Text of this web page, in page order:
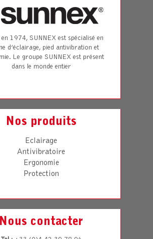
en 1974, SUNNEX est spécialisé en
d’éclairage, pied antivibration et
Le groupe SUNNEX est présent
dans le monde entier
Nos produits
Eclairage
Antivibratoire
Ergonomie
Protection
Nous contacter